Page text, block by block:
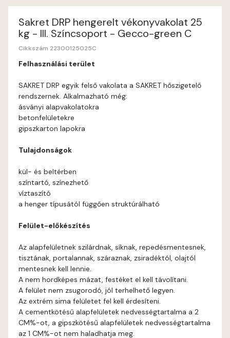
Apricot C
Basalt A
Brick B
Citrus A
Cobalt B
Cobalt C
Sakret DRP hengerelt vékonyvakolat 25
kg - III. Színcsoport - Gecco-green C
Cikkszám 22300125025C
Felhasználási terület
SAKRET DRP egyik felső vakolata a SAKRET hőszigetelő
rendszernek. Alkalmazható még:
ásványi alapvakolatokra
betonfelületekre
gipszkarton lapokra
Tulajdonságok
kül- és beltérben
színtartó, színezhető
víztaszító
a henger típusától függően struktúrálható
Felület-előkészítés
Az alapfelületnek szilárdnak, síknak, repedésmentesnek,
tisztának, portalannak, száraznak, zsiradéktól, olajtól
mentesnek kell lennie.
A nem hordképes mázat, festéket el kell távolítani.
A felület nem zsugorodó, jól terhelhető legyen.
Az extrém sima felületet fel kell érdesíteni.
A cementkötésű alapfelületek nedvességtartalma a 2
CM%-ot, a gipszkötésű alapfelületek nedvességtartalma
az 1 CM%-ot nem haladhatja meg.